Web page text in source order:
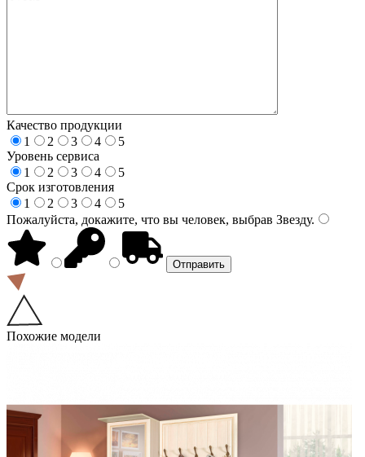
Качество продукции
1
2 3 4
5
Уровень сервиса
1
2 3 4
5
Срок изготовления
1
2 3 4
5
Пожалуйста, докажите, что вы человек, выбрав Звезду.
Похожие модели